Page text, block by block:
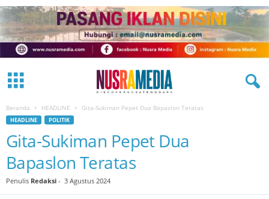
Beranda HEADLINE Gita-Sukiman Pepet Dua Bapaslon Teratas
HEADLINE POLITIK
Gita-Sukiman Pepet Dua
Bapaslon Teratas
Penulis Redaksi - 3 Agustus 2024